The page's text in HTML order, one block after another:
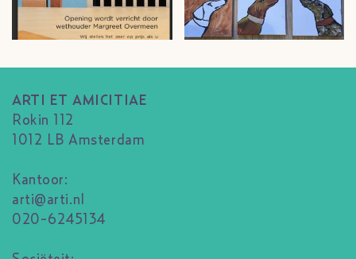
ARTI ET AMICITIAE
Rokin 112
1012 LB Amsterdam
Kantoor:
arti@arti.nl
020-6245134